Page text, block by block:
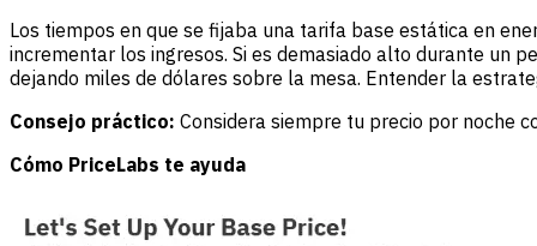
Los tiempos en que se fijaba una tarifa base estática en
incrementar los ingresos. Si es demasiado alto durante un
dejando miles de dólares sobre la mesa. Entender la
Consejo práctico: Considera siempre tu precio por noche
Cómo PriceLabs te ayuda